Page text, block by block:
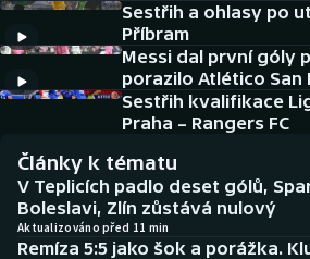
Americký fotbal
Baseball a softbal
Biatlon
Boby a skeleton
NEPŘEHLÉDNĚTE
Historické návraty
Aplikace ČT sport
AZ kvíz
Sestřih a ohlasy po
Příbram
Messi dal první góly
porazilo Atlético San
Sestřih kvalifikace
Praha – Rangers FC
Články k tématu
V Teplicích padlo deset gólů,
Boleslavi, Zlín zůstává nulový
Aktualizováno před 11 min
Remíza 5:5 jako šok a porážka.